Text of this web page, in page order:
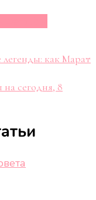
как Марат
сегодня, 8